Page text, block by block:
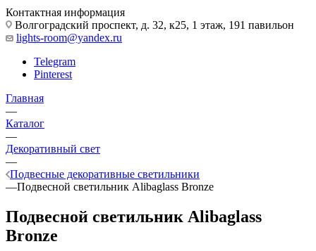
Контактная информация
Волгоградский проспект, д. 32, к25, 1 этаж, 191 павильон
lights-room@yandex.ru
Telegram
Pinterest
Главная
—
Каталог
—
Декоративный свет
—
Подвесные декоративные светильники
—Подвесной светильник Alibaglass Bronze
Подвесной светильник Alibaglass
Bronze